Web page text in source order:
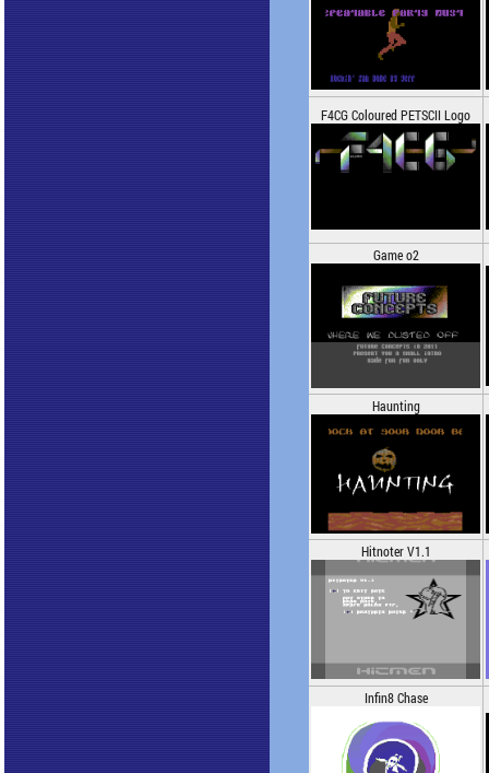
F4CG Coloured PETSCII Logo
Game o2
Haunting
Hitnoter V1.1
Infin8 Chase